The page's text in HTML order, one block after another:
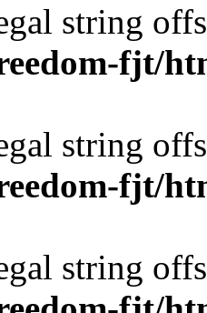
string
fjt/
string
fjt/
string